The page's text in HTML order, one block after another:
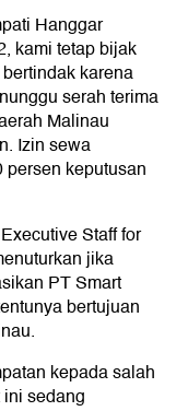
Hanggar
kami tetap bijak
karena
serah terima
Malinau
Izin sewa
keputusan
Staff for
jika
PT Smart
bertujuan
kepada salah
sedang